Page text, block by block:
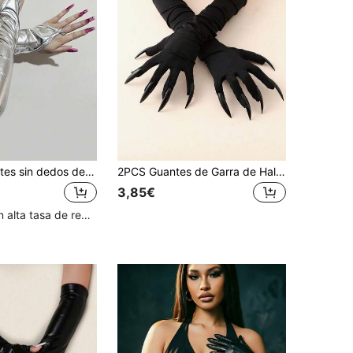
1 par de guantes sin dedos de manga larga de PU para mujer, guantes brillantes de manga larga para fiesta
Clientes con alta tasa de repetición
2PCS Guantes de Garra de Halloween, Accesorios de Disfraz de Uñas Negras, Guantes de Garra de Uñas Largas Aterradoras, Accesorios de Cosplay de Halloween Guantes de Uñas (Las Uñas de los Guantes Pueden Caerse Después de Usarlos Repetidamente) (2pcs Significa Un Par de Guantes)
3,85€